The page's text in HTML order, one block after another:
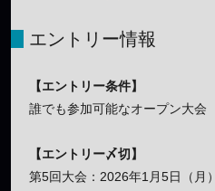
エントリー情報
【エントリー条件】
誰でも参加可能なオープン大会
【エントリー〆切】
第5回大会：2026年1月5日（月